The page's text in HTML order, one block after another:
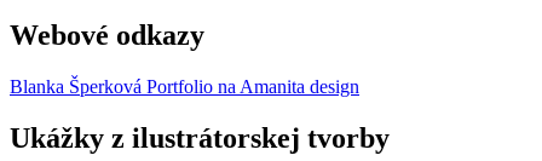
Webové odkazy
Blanka Šperková Portfolio na Amanita design
Ukážky z ilustrátorskej tvorby